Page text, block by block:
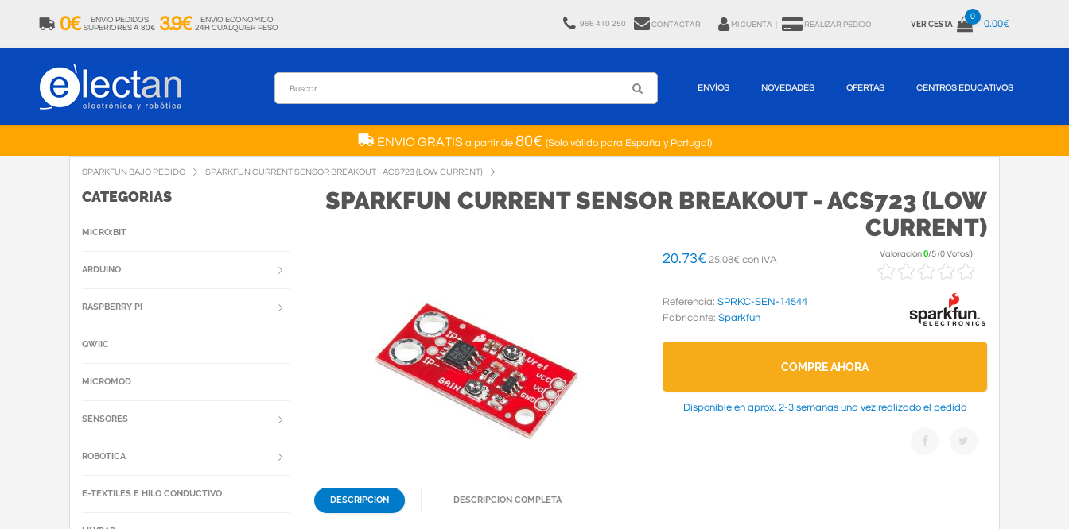
0€
ENVIO PEDIDOS
SUPERIORES A 80€ 3.9€
ENVIO ECONOMICO
24H CUALQUIER PESO
966 410 250 CONTACTAR MI CUENTA REALIZAR PEDIDO VER CESTA
0
0.00€
ENVÍOS NOVEDADES OFERTAS CENTROS EDUCATIVOS
ENVIO GRATISa partir de 80€ (Solo válido para España y Portugal)
SPARKFUN BAJO PEDIDO SPARKFUN CURRENT SENSOR BREAKOUT - ACS723 (LOW CURRENT)
SPARKFUN CURRENT SENSOR BREAKOUT - ACS723 (LOW
CURRENT)
20.73€ 25.08€ con IVA
Valoración0/5(0 Votos!)
Referencia: SPRKC-SEN-14544
Fabricante: Sparkfun
COMPRE AHORA
Disponible en aprox. 2-3 semanas una vez realizado el pedido
DESCRIPCION DESCRIPCION COMPLETA
CATEGORIAS
MICRO:BIT
ARDUINO
RASPBERRY PI
QWIIC
MICROMOD
SENSORES
ROBÓTICA
E-TEXTILES E HILO CONDUCTIVO